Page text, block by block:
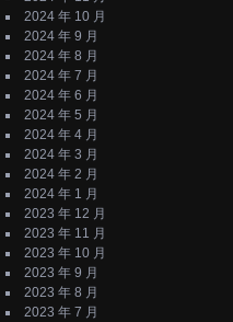
2024 年 10 月
2024 年 9 月
2024 年 8 月
2024 年 7 月
2024 年 6 月
2024 年 5 月
2024 年 4 月
2024 年 3 月
2024 年 2 月
2024 年 1 月
2023 年 12 月
2023 年 11 月
2023 年 10 月
2023 年 9 月
2023 年 8 月
2023 年 7 月